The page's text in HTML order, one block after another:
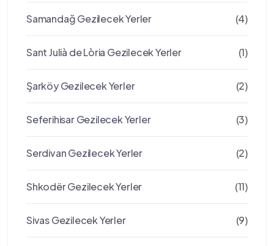
Samandağ Gezilecek Yerler (4)
Sant Julià de Lòria Gezilecek Yerler (1)
Şarköy Gezilecek Yerler (2)
Seferihisar Gezilecek Yerler (3)
Serdivan Gezilecek Yerler (2)
Shkodër Gezilecek Yerler (11)
Sivas Gezilecek Yerler (9)